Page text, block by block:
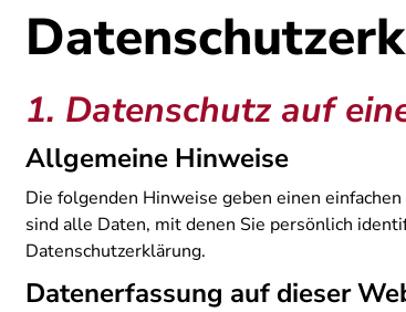
1. Datenschutz auf
Allgemeine Hinweise
Die folgenden Hinweise geben einen
sind alle Daten, mit denen Sie persönlich
Datenschutzerklärung.
Datenerfassung auf dieser